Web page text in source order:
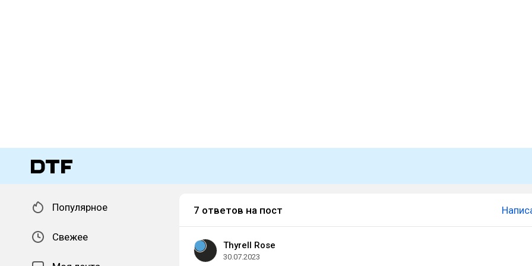
Популярное
Свежее
7 ответов на пост
Thyrell Rose
30.07.2023